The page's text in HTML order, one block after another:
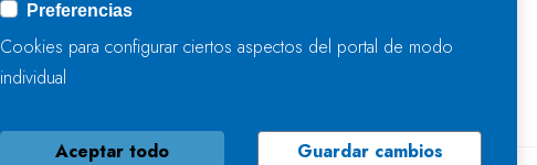
19 DE ENERO, 2016
Preferencias
Cookies para configurar ciertos aspectos del portal de modo
individual
Aceptar todo Guardar cambios